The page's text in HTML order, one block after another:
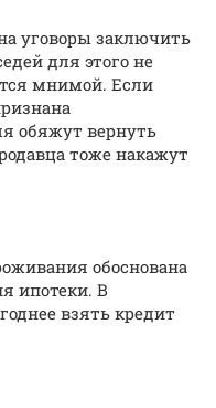
уговоры заключить
для этого не
мнимой. Если
обяжут вернуть
тоже накажут
обоснована
ипотеки. В
взять кредит